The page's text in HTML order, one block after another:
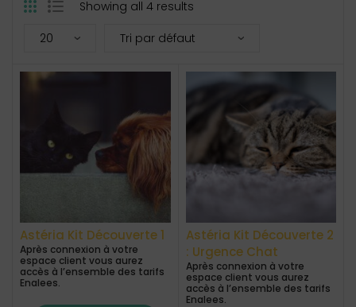
Showing all 4 results
Astéria Kit Découverte 1
Après connexion à votre
espace client vous aurez
accès à l’ensemble des tarifs
Enalees.
Astéria Kit Découverte 2
: Urgence Chat
Après connexion à votre
espace client vous aurez
accès à l’ensemble des tarifs
Enalees.